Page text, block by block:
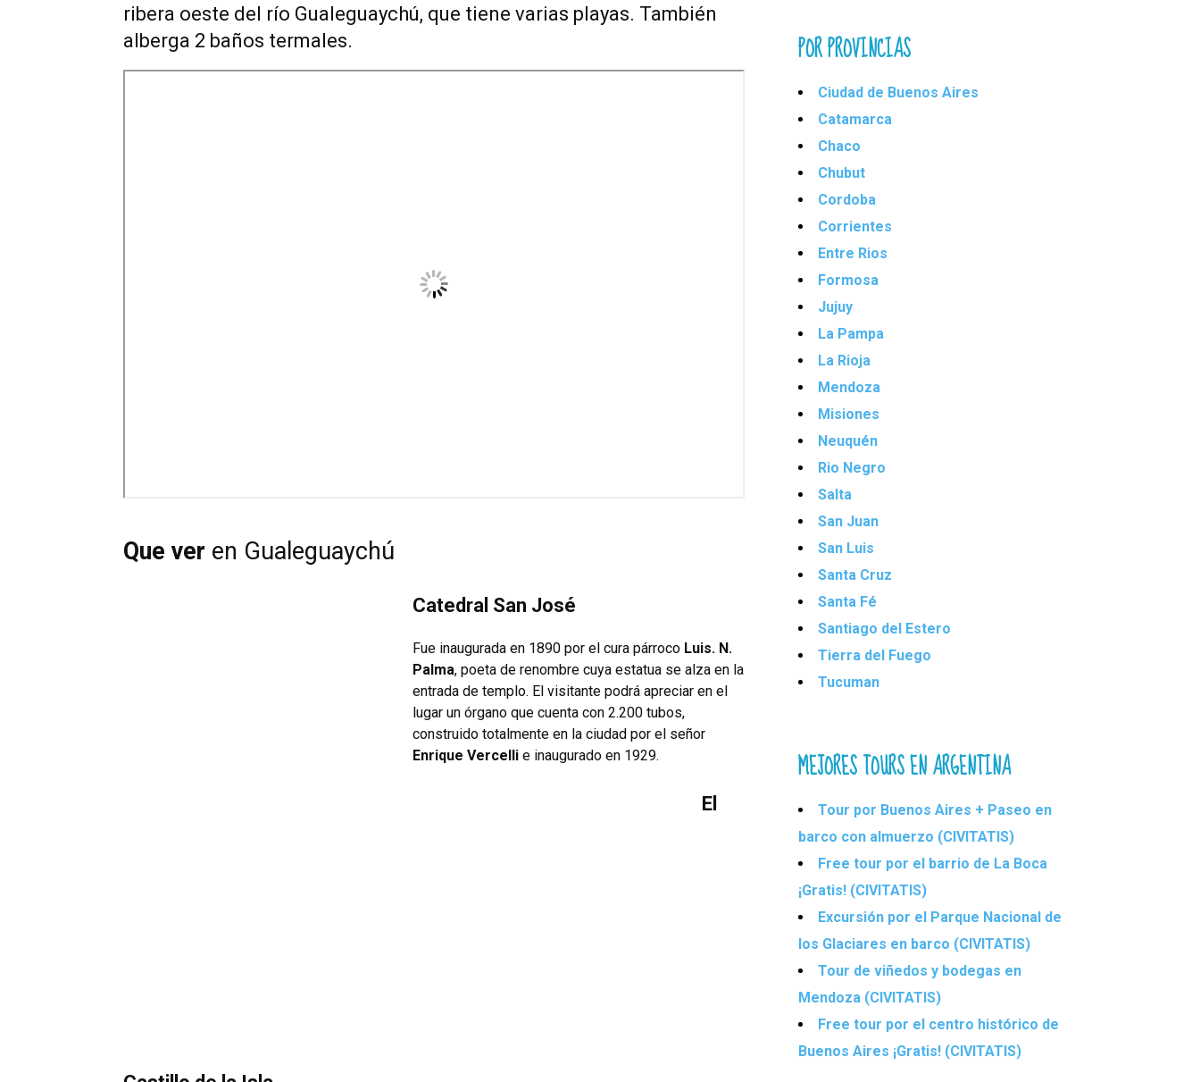
ribera oeste del río Gualeguaychú, que tiene varias playas. También
alberga 2 baños termales.
Que ver en Gualeguaychú
Catedral San José
Fue inaugurada en 1890 por el cura párroco Luis. N.
Palma, poeta de renombre cuya estatua se alza en la
entrada de templo. El visitante podrá apreciar en el
lugar un órgano que cuenta con 2.200 tubos,
construido totalmente en la ciudad por el señor
Enrique Vercelli e inaugurado en 1929.
El
POR PROVINCIAS
Ciudad de Buenos Aires
Catamarca
Chaco
Chubut
Cordoba
Corrientes
Entre Rios
Formosa
Jujuy
La Pampa
La Rioja
Mendoza
Misiones
Neuquén
Rio Negro
Salta
San Juan
San Luis
Santa Cruz
Santa Fé
Santiago del Estero
Tierra del Fuego
Tucuman
MEJORES TOURS EN ARGENTINA
Tour por Buenos Aires + Paseo en
barco con almuerzo (CIVITATIS)
Free tour por el barrio de La Boca
¡Gratis! (CIVITATIS)
Excursión por el Parque Nacional de
los Glaciares en barco (CIVITATIS)
Tour de viñedos y bodegas en
Mendoza (CIVITATIS)
Free tour por el centro histórico de
Buenos Aires ¡Gratis! (CIVITATIS)